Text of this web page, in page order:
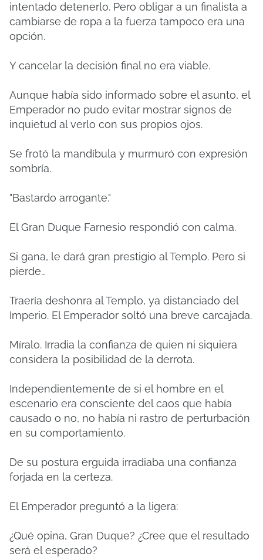
intentado detenerlo. Pero obligar a un finalista a
cambiarse de ropa a la fuerza tampoco era una
opción.
Y cancelar la decisión final no era viable.
Aunque había sido informado sobre el asunto, el
Emperador no pudo evitar mostrar signos de
inquietud al verlo con sus propios ojos.
Se frotó la mandíbula y murmuró con expresión
sombría.
"Bastardo arrogante."
El Gran Duque Farnesio respondió con calma.
Si gana, le dará gran prestigio al Templo. Pero si
pierde…
Traería deshonra al Templo, ya distanciado del
Imperio. El Emperador soltó una breve carcajada.
Míralo. Irradia la confianza de quien ni siquiera
considera la posibilidad de la derrota.
Independientemente de si el hombre en el
escenario era consciente del caos que había
causado o no, no había ni rastro de perturbación
en su comportamiento.
De su postura erguida irradiaba una confianza
forjada en la certeza.
El Emperador preguntó a la ligera:
¿Qué opina, Gran Duque? ¿Cree que el resultado
será el esperado?